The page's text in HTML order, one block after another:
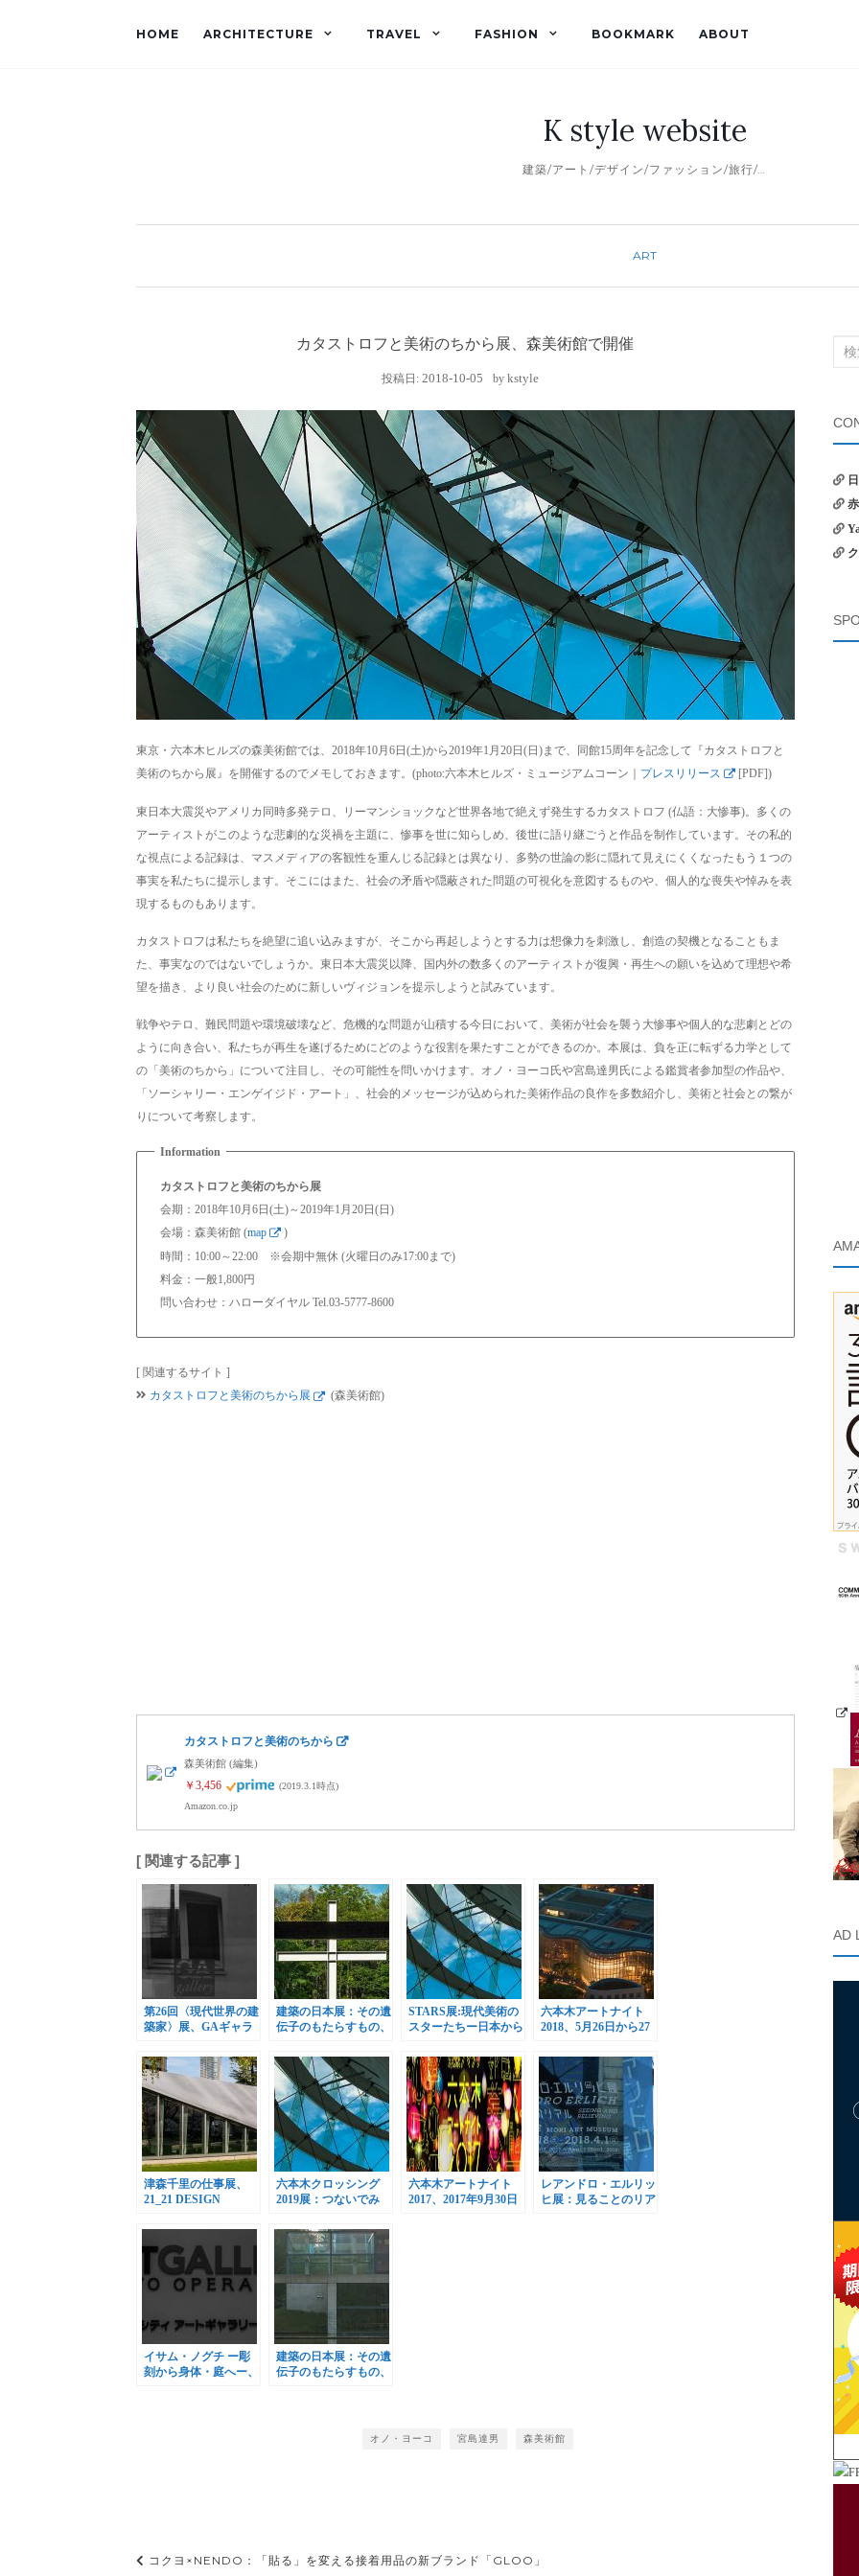
HOME ARCHITECTURE TRAVEL FASHION BOOKMARK ABOUT
K style website
建築/アート/デザイン/ファッション/旅行/…
ART
カタストロフと美術のちから展、森美術館で開催
投稿日:2018-10-05 bykstyle
東京・六本木ヒルズの森美術館では、2018年10月6日(土)から2019年1月20日(日)まで、同館15周年を記念して『カタストロフと
美術のちから展』を開催するのでメモしておきます。(photo:六本木ヒルズ・ミュージアムコーン｜ プレスリリース [PDF])
東日本大震災やアメリカ同時多発テロ、リーマンショックなど世界各地で絶えず発生するカタストロフ (仏語：大惨事)。多くの
アーティストがこのような悲劇的な災禍を主題に、惨事を世に知らしめ、後世に語り継ごうと作品を制作しています。その私的
な視点による記録は、マスメディアの客観性を重んじる記録とは異なり、多勢の世論の影に隠れて見えにくくなったもう１つの
事実を私たちに提示します。そこにはまた、社会の矛盾や隠蔽された問題の可視化を意図するものや、個人的な喪失や悼みを表
現するものもあります。
カタストロフは私たちを絶望に追い込みますが、そこから再起しようとする力は想像力を刺激し、創造の契機となることもま
た、事実なのではないでしょうか。東日本大震災以降、国内外の数多くのアーティストが復興・再生への願いを込めて理想や希
望を描き、より良い社会のために新しいヴィジョンを提示しようと試みています。
戦争やテロ、難民問題や環境破壊など、危機的な問題が山積する今日において、美術が社会を襲う大惨事や個人的な悲劇とどの
ように向き合い、私たちが再生を遂げるためにどのような役割を果たすことができるのか。本展は、負を正に転ずる力学として
の「美術のちから」について注目し、その可能性を問いかけます。オノ・ヨーコ氏や宮島達男氏による鑑賞者参加型の作品や、
「ソーシャリー・エンゲイジド・アート」、社会的メッセージが込められた美術作品の良作を多数紹介し、美術と社会との繋が
りについて考察します。
カタストロフと美術のちから展
会期：2018年10月6日(土)～2019年1月20日(日)
会場：森美術館 (map
)
時間：10:00～22:00 ※会期中無休 (火曜日のみ17:00まで)
料金：一般1,800円
問い合わせ：ハローダイヤル Tel.03-5777-8600
[ 関連するサイト ]
カタストロフと美術のちから展
(森美術館)
カタストロフと美術のちから
森美術館 (編集)
￥3,456
(2019.3.1時点)
Amazon.co.jp
[ 関連する記事 ]
第26回〈現代世界の建
築家〉展、GAギャラ
建築の日本展：その遺
伝子のもたらすもの、
催
STARS展:現代美術の
スターたちー日本から
催
六本木アートナイト
2018、5月26日から27
津森千里の仕事展、
21_21 DESIGN
開催
六本木クロッシング
2019展：つないでみ
六本木アートナイト
2017、2017年9月30日
レアンドロ・エルリッ
ヒ展：見ることのリア
イサム・ノグチ ー彫
刻から身体・庭へー、
建築の日本展：その遺
伝子のもたらすもの、
オノ・ヨーコ 宮島達男 森美術館
投コクヨ×NENDO：「貼る」を変える接着用品の新ブランド「GLOO」
象:
AD